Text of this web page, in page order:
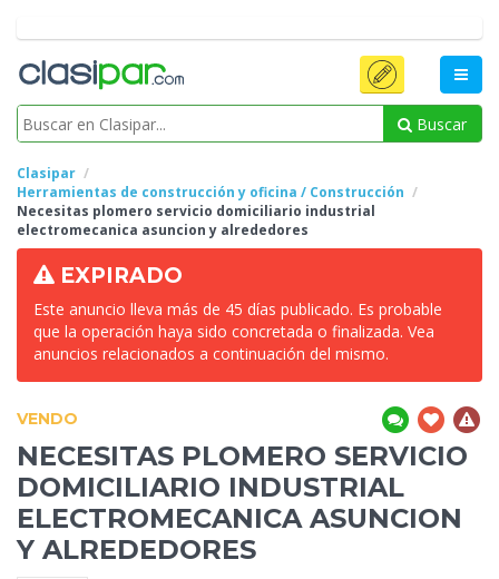
Buscar
Clasipar
Herramientas de construcción y oficina / Construcción
Necesitas plomero servicio domiciliario industrial
electromecanica asuncion y alrededores
EXPIRADO
Este anuncio lleva más de 45 días publicado. Es probable
que la operación haya sido concretada o finalizada. Vea
anuncios relacionados a continuación del mismo.
VENDO
NECESITAS PLOMERO SERVICIO
DOMICILIARIO INDUSTRIAL
ELECTROMECANICA ASUNCION
Y ALREDEDORES